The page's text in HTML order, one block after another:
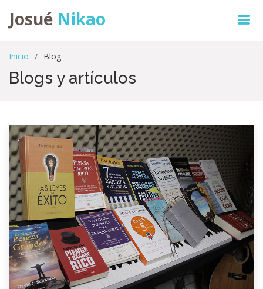
Josué Nikao
Inicio Blog
Blogs y artículos